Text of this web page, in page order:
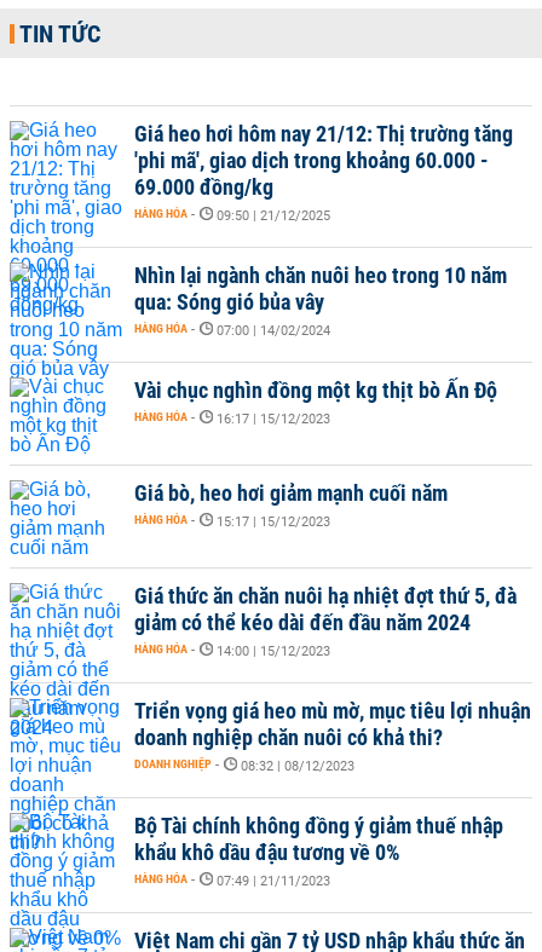
TIN TỨC
Giá heo hơi hôm nay 21/12: Thị trường tăng
'phi mã', giao dịch trong khoảng 60.000 -
69.000 đồng/kg
HÀNG HÓA - 09:50 | 21/12/2025
Nhìn lại ngành chăn nuôi heo trong 10 năm
qua: Sóng gió bủa vây
HÀNG HÓA - 07:00 | 14/02/2024
Vài chục nghìn đồng một kg thịt bò Ấn Độ
HÀNG HÓA - 16:17 | 15/12/2023
Giá bò, heo hơi giảm mạnh cuối năm
HÀNG HÓA - 15:17 | 15/12/2023
Giá thức ăn chăn nuôi hạ nhiệt đợt thứ 5, đà
giảm có thể kéo dài đến đầu năm 2024
HÀNG HÓA - 14:00 | 15/12/2023
Triển vọng giá heo mù mờ, mục tiêu lợi nhuận
doanh nghiệp chăn nuôi có khả thi?
DOANH NGHIỆP - 08:32 | 08/12/2023
Bộ Tài chính không đồng ý giảm thuế nhập
khẩu khô dầu đậu tương về 0%
HÀNG HÓA - 07:49 | 21/11/2023
Việt Nam chi gần 7 tỷ USD nhập khẩu thức ăn